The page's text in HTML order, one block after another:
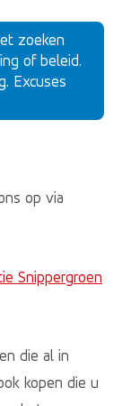
zoeken
of beleid.
Excuses
op via
Snippergroen
die al in
kopen die u